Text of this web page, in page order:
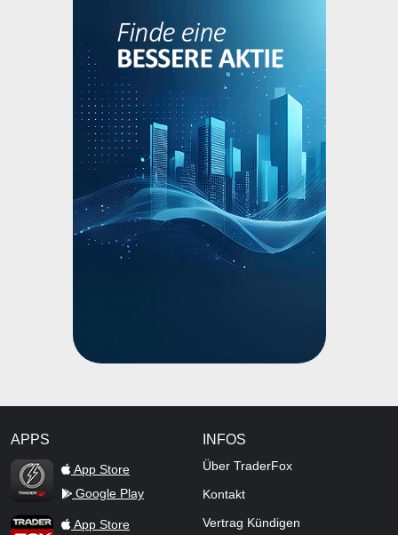
APPS
TraderFox Flash
App Store
Google Play
TraderFox AppApp Store
INFOS
Über TraderFox
Kontakt
Vertrag Kündigen